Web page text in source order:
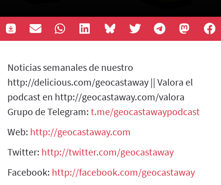
Noticias semanales de nuestro
http://delicious.com/geocastaway || Valora el
podcast en http://geocastaway.com/valora
Grupo de Telegram: t.me/geocastawaypodcast
Web: http://geocastaway.com
Twitter: http://twitter.com/geocastaway
Facebook: http://facebook.com/geocastaway